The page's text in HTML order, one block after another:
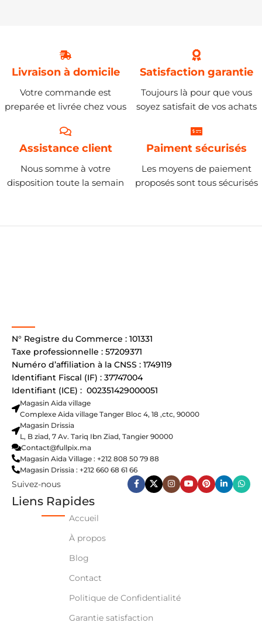
Livraison à domicile
Votre commande est
preparée et livrée chez vous
Satisfaction garantie
Toujours là pour que vous
soyez satisfait de vos achats
Assistance client
Nous somme à votre
disposition toute la semain
Paiment sécurisés
Les moyens de paiement
proposés sont tous sécurisés
N° Registre du Commerce : 101331
Taxe professionnelle : 57209371
Numéro d’affiliation à la CNSS : 1749119
Identifiant Fiscal (IF) : 37747004
Identifiant (ICE) : 002351429000051
Magasin Aida village
Complexe Aida village Tanger Bloc 4, 18 ,ctc, 90000
Magasin Drissia
L, B ziad, 7 Av. Tariq Ibn Ziad, Tangier 90000
Contact@fullpix.ma
Magasin Aida Village : +212 808 50 79 88
Magasin Drissia : +212 660 68 61 66
Suivez-nous
Liens Rapides
Accueil
À propos
Blog
Contact
Politique de Confidentialité
Garantie satisfaction